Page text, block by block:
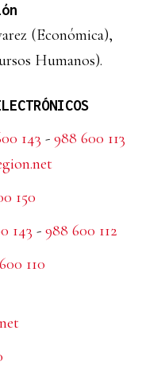
(Económica),
Humanos).
143 - 988 600 113
150
143 - 988 600 112
110